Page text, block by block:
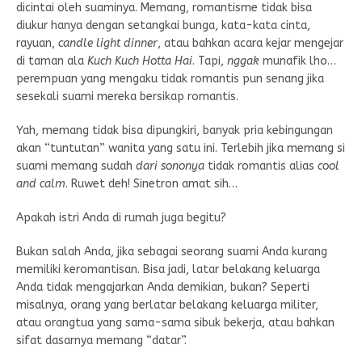
dicintai oleh suaminya. Memang, romantisme tidak bisa
diukur hanya dengan setangkai bunga, kata-kata cinta,
rayuan, candle light dinner, atau bahkan acara kejar mengejar
di taman ala Kuch Kuch Hotta Hai. Tapi, nggak munafik lho…
perempuan yang mengaku tidak romantis pun senang jika
sesekali suami mereka bersikap romantis.
Yah, memang tidak bisa dipungkiri, banyak pria kebingungan
akan “tuntutan” wanita yang satu ini. Terlebih jika memang si
suami memang sudah dari sononya tidak romantis alias cool
and calm. Ruwet deh! Sinetron amat sih…
Apakah istri Anda di rumah juga begitu?
Bukan salah Anda, jika sebagai seorang suami Anda kurang
memiliki keromantisan. Bisa jadi, latar belakang keluarga
Anda tidak mengajarkan Anda demikian, bukan? Seperti
misalnya, orang yang berlatar belakang keluarga militer,
atau orangtua yang sama-sama sibuk bekerja, atau bahkan
sifat dasarnya memang “datar”.